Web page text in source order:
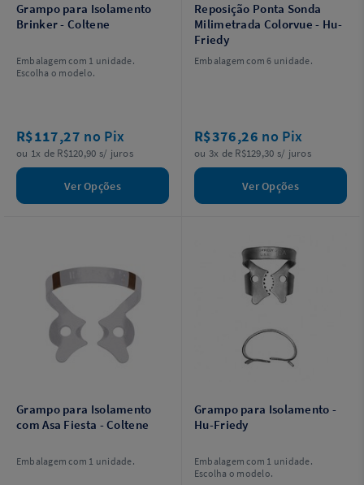
Grampo para Isolamento
Brinker - Coltene
Embalagem com 1 unidade.
Escolha o modelo.
R$117,27 no Pix
ou 1x de R$120,90 s/ juros
Ver Opções
Reposição Ponta Sonda
Milimetrada Colorvue - Hu-
Friedy
Embalagem com 6 unidade.
R$376,26 no Pix
ou 3x de R$129,30 s/ juros
Ver Opções
Grampo para Isolamento
com Asa Fiesta - Coltene
Embalagem com 1 unidade.
Grampo para Isolamento -
Hu-Friedy
Embalagem com 1 unidade.
Escolha o modelo.